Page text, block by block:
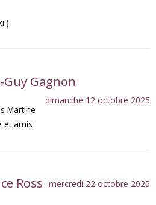
)
Guy Gagnon
dimanche 12 octobre 2025
Martine
et amis
Ross mercredi 22 octobre 2025